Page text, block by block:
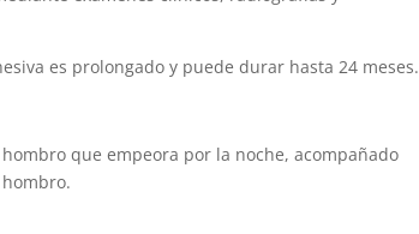
es prolongado y puede durar hasta 24 meses.
que empeora por la noche, acompañado